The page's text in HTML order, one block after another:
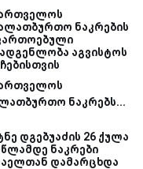
ნაკრების
აგვისტოს
ნაკრებს...
დგებუაძის 26 ქულა
წლამდე ნაკრები
დამარცხდა